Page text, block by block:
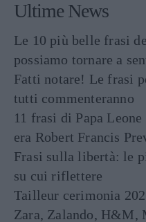
Ultime News
Le 10 più belle frasi
possiamo tornare a
Fatti notare! Le frasi
tutti commenteranno
11 frasi di Papa
era Robert Francis
Frasi sulla libertà: le
su cui riflettere
Tailleur cerimonia
Zara, Zalando, H&M,